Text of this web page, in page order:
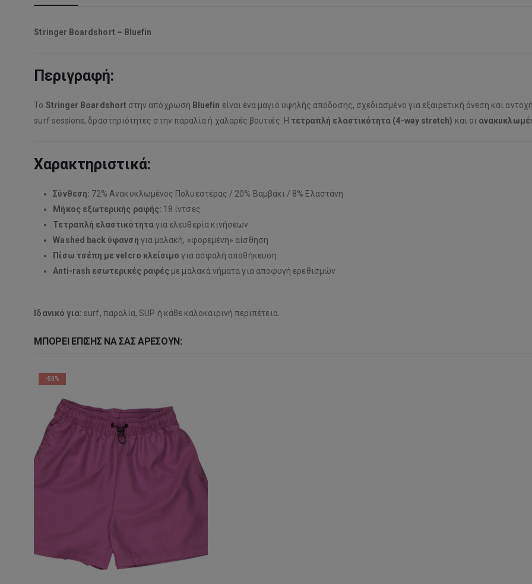
Stringer Boardshort – Bluefin
Περιγραφή:
Το Stringer Boardshort στην απόχρωση Bluefin είναι ένα μαγιό υψηλής απόδοσης, σχεδιασμένο για εξαιρετική άνεση και
surf sessions, δραστηριότητες στην παραλία ή χαλαρές βουτιές. Η τετραπλή ελαστικότητα (4-way stretch) και οι
Χαρακτηριστικά:
Σύνθεση: 72% Ανακυκλωμένος Πολυεστέρας / 20% Βαμβάκι / 8% Ελαστάνη
Μήκος εξωτερικής ραφής: 18 ίντσες
Τετραπλή ελαστικότηταγια ελευθερία κινήσεων
Washed back ύφανση για μαλακή, «φορεμένη» αίσθηση
Πίσω τσέπη με velcro κλείσιμο για ασφαλή αποθήκευση
Anti-rash εσωτερικές ραφές με μαλακά νήματα για αποφυγή ερεθισμών
Ιδανικό για: surf, παραλία, SUP ή κάθε καλοκαιρινή περιπέτεια.
ΜΠΟΡΕΊ ΕΠΊΣΗΣ ΝΑ ΣΑΣ ΑΡΈΣΟΥΝ:
-50%